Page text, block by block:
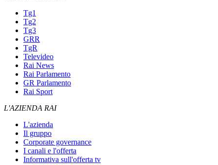
Tg1
Tg2
Tg3
GRR
TgR
Televideo
Rai News
Rai Parlamento
GR Parlamento
Rai Sport
L'AZIENDA RAI
L'azienda
Il gruppo
Corporate governance
I canali e l'offerta
Informativa sull'offerta tv